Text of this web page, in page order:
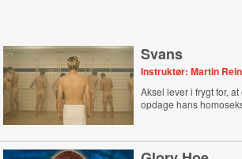
Svans
Instruktør: Martin
Aksel lever i frygt for,
opdage hans